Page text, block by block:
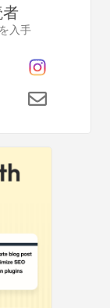
入手